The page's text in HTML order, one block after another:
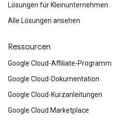
Lösungen für Kleinunternehmen
Alle Lösungen ansehen
Ressourcen
Google Cloud-Affiliate-Programm
Google Cloud-Dokumentation
Google Cloud-Kurzanleitungen
Google Cloud Marketplace